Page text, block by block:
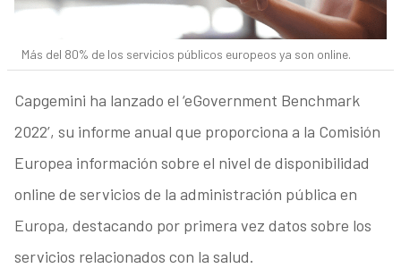
Más del 80% de los servicios públicos europeos ya son online.
Capgemini ha lanzado el ‘eGovernment Benchmark
2022’, su informe anual que proporciona a la Comisión
Europea información sobre el nivel de disponibilidad
online de servicios de la administración pública en
Europa, destacando por primera vez datos sobre los
servicios relacionados con la salud.